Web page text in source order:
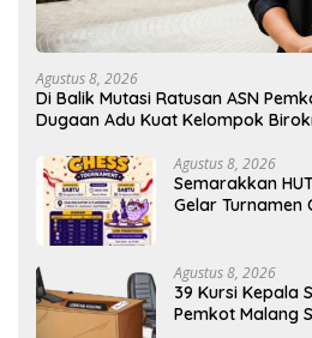
Agustus 8, 2026
Di Balik Mutasi Ratusan ASN
Dugaan Adu Kuat Kelompok
Agustus 8, 2026
Semarakkan
Gelar Turnamen
Agustus 8, 2026
39 Kursi Kepala
Pemkot Malang